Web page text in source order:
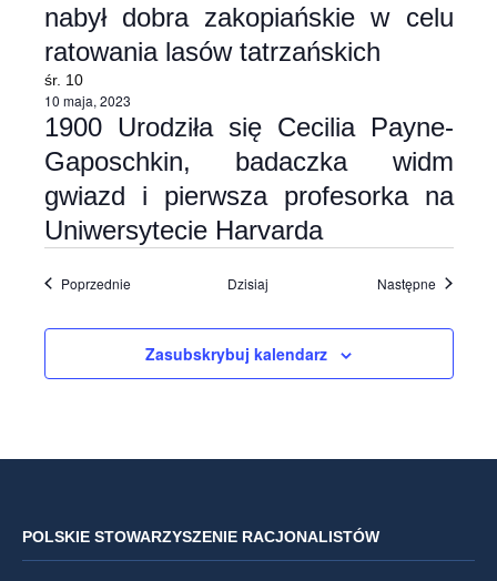
nabył dobra zakopiańskie w celu
ratowania lasów tatrzańskich
śr. 10
10 maja, 2023
1900 Urodziła się Cecilia Payne-
Gaposchkin, badaczka widm
gwiazd i pierwsza profesorka na
Uniwersytecie Harvarda
PoprzednieWydarzenia Dzisiaj Następne
Zasubskrybuj kalendarz
POLSKIE STOWARZYSZENIE RACJONALISTÓW